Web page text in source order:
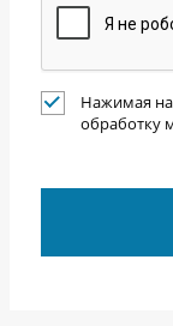
Нажимая на
обработку